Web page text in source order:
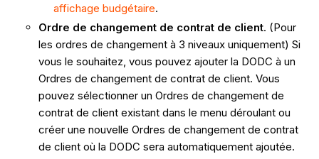
affichage budgétaire.
Ordre de changement de contrat de client. (Pour
les ordres de changement à 3 niveaux uniquement) Si
vous le souhaitez, vous pouvez ajouter la DODC à un
Ordres de changement de contrat de client. Vous
pouvez sélectionner un Ordres de changement de
contrat de client existant dans le menu déroulant ou
créer une nouvelle Ordres de changement de contrat
de client où la DODC sera automatiquement ajoutée.